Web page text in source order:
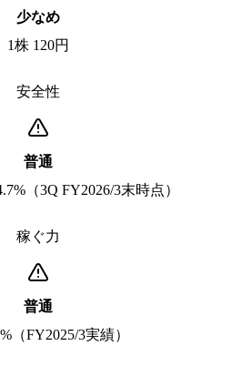
少なめ
1株 120円
安全性
普通
（3Q FY2026/3末時点）
稼ぐ力
普通
（FY2025/3実績）